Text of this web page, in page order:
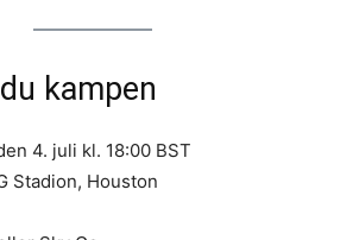
kampen
4. juli kl. 18:00 BST
Stadion, Houston